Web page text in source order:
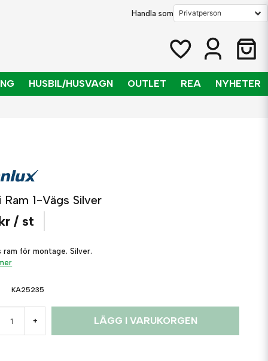
Handla som
HUSBIL/HUSVAGN OUTLET REA NYHETER
Ram 1-Vägs Silver
/ st
ram för montage. Silver.
KA25235
+ LÄGG I VARUKORGEN